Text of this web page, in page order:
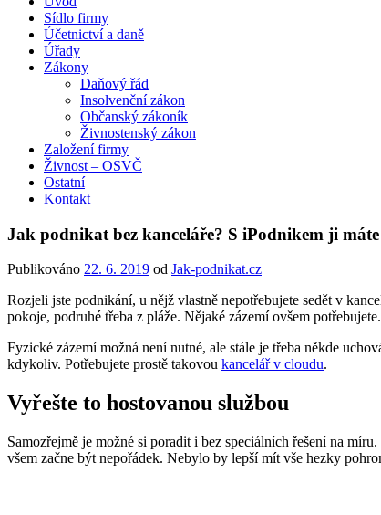
Portál pro podnikatele
Sídlo firmy
Účetnictví a daně
Úřady
Zákony
Daňový řád
Insolvenční zákon
Občanský zákoník
Živnostenský zákon
Založení firmy
Živnost – OSVČ
Ostatní
Kontakt
Jak podnikat bez kanceláře? S iPodnikem ji
Publikováno 22. 6. 2019 od Jak-podnikat.cz
Rozjeli jste podnikání, u nějž vlastně nepotřebujete sedět v
pokoje, podruhé třeba z pláže. Nějaké zázemí ovšem
Fyzické zázemí možná není nutné, ale stále je třeba někde
kdykoliv. Potřebujete prostě takovou kancelář v cloudu.
Vyřešte to hostovanou službou
Samozřejmě je možné si poradit i bez speciálních řešení na
všem začne být nepořádek. Nebylo by lepší mít vše hezky